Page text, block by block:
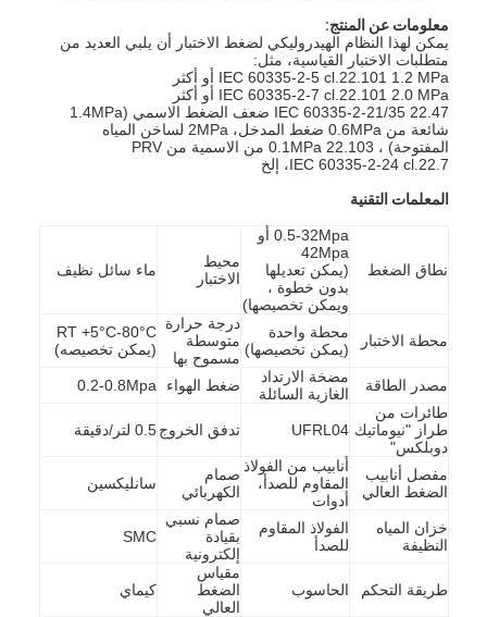
معلومات عن المنتج:
يمكن لهذا النظام الهيدروليكي لضغط الاختبار أن يلبي العديد من
متطلبات الاختبار القياسية، مثل:
IEC 60335-2-5 cl.22.101 1.2 MPa أو أكثر
IEC 60335-2-7 cl.22.101 2.0 MPa أو أكثر
IEC 60335-2-21/35 22.47 ضعف الضغط الاسمي (1.4MPa
شائعة من 0.6MPa ضغط المدخل، 2MPa لساخن المياه
المفتوحة) ، 22.103 0.1MPa من الاسمية من PRV
IEC 60335-2-24 cl.22.7، إلخ
المعلمات التقنية
نطاق الضغط
0.5-32Mpa أو
42Mpa
(يمكن تعديلها
بدون خطوة ،
ويمكن تخصيصها)
محيط
الاختبار
ماء سائل نظيف
محطة الاختبار
محطة واحدة
(يمكن تخصيصها)
درجة حرارة
متوسطة
مسموح بها
RT +5°C-80°C
(يمكن تخصيصه)
مصدر الطاقة
مضخة الارتداد
الغازية السائلة
ضغط الهواء
0.2-0.8Mpa
طائرات من
طراز "نيوماتيك
دوبلكس"
UFRL04 تدفق الخروج 0.5 لتر/دقيقة
مفصل أنابيب
الضغط العالي
أنابيب من الفولاذ
المقاوم للصدأ،
أدوات
صمام
الكهربائي
سانليكسين
خزان المياه
النظيفة
الفولاذ المقاوم
للصدأ
صمام نسبي
بقيادة
إلكترونية
SMC
طريقة التحكم الحاسوب
مقياس
الضغط
العالي
كيماي